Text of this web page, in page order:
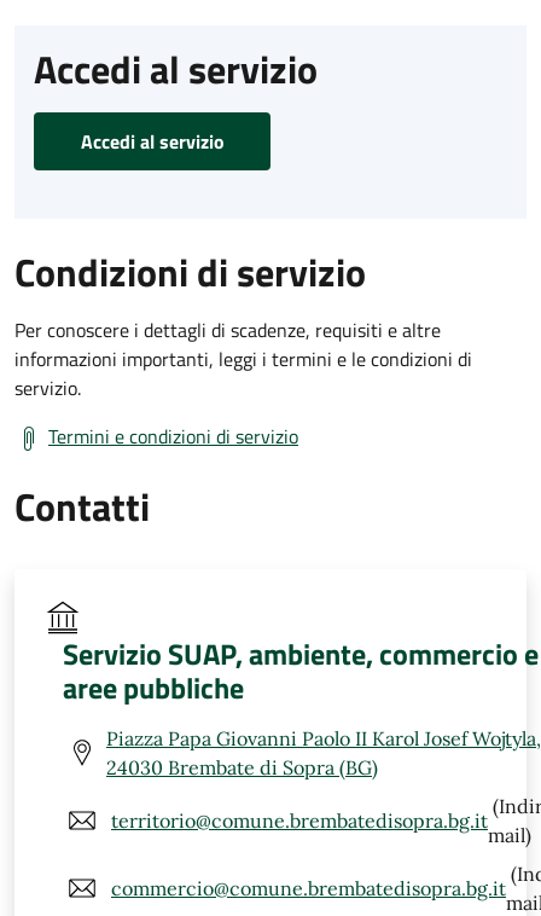
Accedi al servizio
Accedi al servizio
Condizioni di servizio
Per conoscere i dettagli di scadenze, requisiti e altre
informazioni importanti, leggi i termini e le condizioni di
servizio.
Termini e condizioni di servizio
Contatti
Servizio SUAP, ambiente, commercio e
aree pubbliche
Piazza Papa Giovanni Paolo II Karol Josef
24030 Brembate di Sopra (BG)
territorio@comune.brembatedisopra.bg.it
mail)
commercio@comune.brembatedisopra.bg.it